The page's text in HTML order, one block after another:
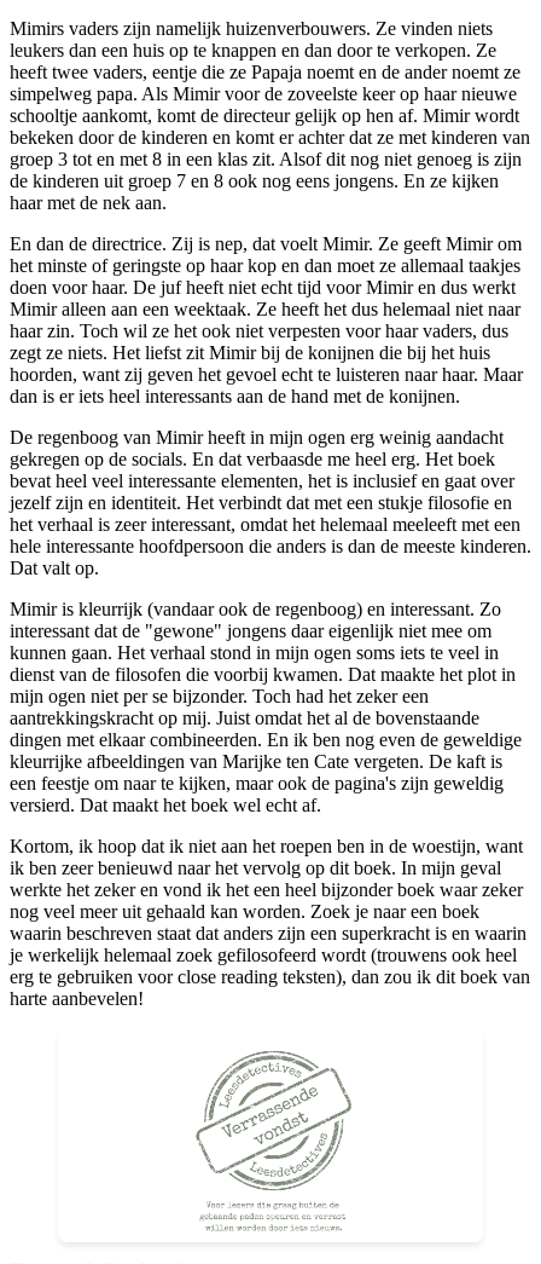
Mimirs vaders zijn namelijk huizenverbouwers. Ze vinden niets
leukers dan een huis op te knappen en dan door te verkopen. Ze
heeft twee vaders, eentje die ze Papaja noemt en de ander noemt ze
simpelweg papa. Als Mimir voor de zoveelste keer op haar nieuwe
schooltje aankomt, komt de directeur gelijk op hen af. Mimir wordt
bekeken door de kinderen en komt er achter dat ze met kinderen van
groep 3 tot en met 8 in een klas zit. Alsof dit nog niet genoeg is zijn
de kinderen uit groep 7 en 8 ook nog eens jongens. En ze kijken
haar met de nek aan.
En dan de directrice. Zij is nep, dat voelt Mimir. Ze geeft Mimir om
het minste of geringste op haar kop en dan moet ze allemaal taakjes
doen voor haar. De juf heeft niet echt tijd voor Mimir en dus werkt
Mimir alleen aan een weektaak. Ze heeft het dus helemaal niet naar
haar zin. Toch wil ze het ook niet verpesten voor haar vaders, dus
zegt ze niets. Het liefst zit Mimir bij de konijnen die bij het huis
hoorden, want zij geven het gevoel echt te luisteren naar haar. Maar
dan is er iets heel interessants aan de hand met de konijnen.
De regenboog van Mimir heeft in mijn ogen erg weinig aandacht
gekregen op de socials. En dat verbaasde me heel erg. Het boek
bevat heel veel interessante elementen, het is inclusief en gaat over
jezelf zijn en identiteit. Het verbindt dat met een stukje filosofie en
het verhaal is zeer interessant, omdat het helemaal meeleeft met een
hele interessante hoofdpersoon die anders is dan de meeste kinderen.
Dat valt op.
Mimir is kleurrijk (vandaar ook de regenboog) en interessant. Zo
interessant dat de "gewone" jongens daar eigenlijk niet mee om
kunnen gaan. Het verhaal stond in mijn ogen soms iets te veel in
dienst van de filosofen die voorbij kwamen. Dat maakte het plot in
mijn ogen niet per se bijzonder. Toch had het zeker een
aantrekkingskracht op mij. Juist omdat het al de bovenstaande
dingen met elkaar combineerden. En ik ben nog even de geweldige
kleurrijke afbeeldingen van Marijke ten Cate vergeten. De kaft is
een feestje om naar te kijken, maar ook de pagina's zijn geweldig
versierd. Dat maakt het boek wel echt af.
Kortom, ik hoop dat ik niet aan het roepen ben in de woestijn, want
ik ben zeer benieuwd naar het vervolg op dit boek. In mijn geval
werkte het zeker en vond ik het een heel bijzonder boek waar zeker
nog veel meer uit gehaald kan worden. Zoek je naar een boek
waarin beschreven staat dat anders zijn een superkracht is en waarin
je werkelijk helemaal zoek gefilosofeerd wordt (trouwens ook heel
erg te gebruiken voor close reading teksten), dan zou ik dit boek van
harte aanbevelen!